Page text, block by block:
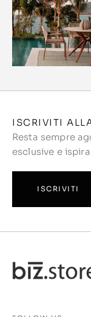
ISCRIVITI
Resta sempre
esclusive e
ISCRIVITI